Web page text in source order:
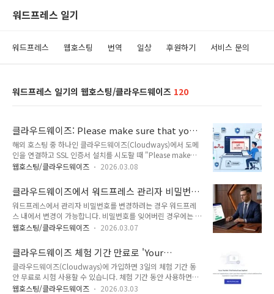
워드프레스 일기
워드프레스 웹호스팅 번역 일상 후원하기 서비스 문의
워드프레스 일기의 웹호스팅/클라우드웨이즈 120
클라우드웨이즈: Please make sure that your
domains are pointed correctly to your
server IP 에러
해외 호스팅 중 하나인 클라우드웨이즈(Cloudways)에서 도메
인을 연결하고 SSL 인증서 설치를 시도할 때 "Please make
sure that your domains are pointed correctly to your
하면서 SSL 인증서 설치가 실패하는 경우가 있을 수 있습니다.
이 오류가 발생하는 경우 확인 사항에 대하여 살펴보도록 하겠습
니다.☞ 클라우드웨이즈 할인 프로모 코드 & 가입 방법 (+45%
쿠폰)클라우드웨이즈 SSL 인증서 설치: Please make sure
that your domains are pointed correctly to your server IP
웹호스팅/클라우드웨이즈 2026.03.08
클라우드웨이즈에서 워드프레스 관리자 비밀번호
를 쉽게 변경하는 방법
워드프레스에서 관리자 비밀번호를 변경하려는 경우 워드프레
스 내에서 변경이 가능합니다. 비밀번호를 잊어버린 경우에는 비
밀번호 찾기 기능을 사용하여 비밀번호를 재설정할 수 있고, DB
용하는 경우에는 애플리케이션 관리 페이지에서 관리자 패스워
드를 쉽게 변경할 수 있습니다.📍 클라우드웨이즈 할인 프로모
코드 & 가입 방법 (+45% 쿠폰)워드프레스 관리자 비밀번호 변
경하기몇 가지 방법으로 워드프레스 어드민 비밀번호 변경이 가
능합니다.워드프레스에 로그인이 가능한 경우워드프레스에 로
웹호스팅/클라우드웨이즈 2026.03.07
클라우드웨이즈 체험 기간 만료로 'Your
Flexible Trial Period has Expired' 오류가 발
생하는 경우
클라우드웨이즈(Cloudways)에 가입하면 3일의 체험 기간 동
안 무료로 시험 사용할 수 있습니다. 체험 기간 동안 사용하면서
유료로 전환할지 여부를 결정할 수 있습니다. 만약 3일의 기간이
웹호스팅/클라우드웨이즈 2026.03.03